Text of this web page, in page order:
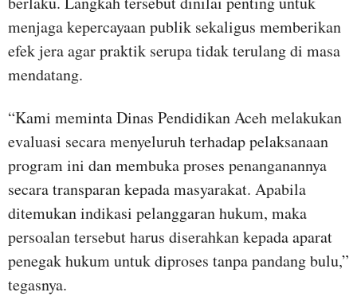
menjaga kepercayaan publik sekaligus memberikan
efek jera agar praktik serupa tidak terulang di masa
mendatang.
“Kami meminta Dinas Pendidikan Aceh melakukan
evaluasi secara menyeluruh terhadap pelaksanaan
program ini dan membuka proses penanganannya
secara transparan kepada masyarakat. Apabila
ditemukan indikasi pelanggaran hukum, maka
persoalan tersebut harus diserahkan kepada aparat
penegak hukum untuk diproses tanpa pandang bulu,”
tegasnya.